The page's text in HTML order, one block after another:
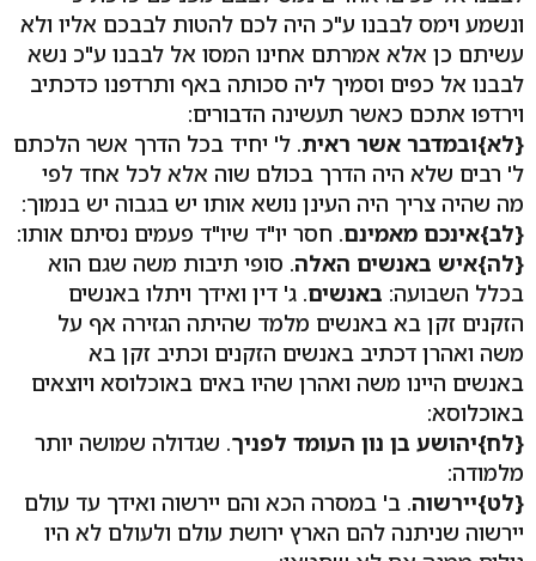
ונשמע וימס לבבנו ע"כ היה לכם להטות לבבכם אליו ולא
עשיתם כן אלא אמרתם אחינו המסו אל לבבנו ע"כ נשא
לבבנו אל כפים וסמיך ליה סכותה באף ותרדפנו כדכתיב
וירדפו אתכם כאשר תעשינה הדבורים:
{לא}ובמדבר אשר ראית. ל' יחיד בכל הדרך אשר הלכתם
ל' רבים שלא היה הדרך בכולם שוה אלא לכל אחד לפי
מה שהיה צריך היה העינן נושא אותו יש בגבוה יש בנמוך:
{לב}אינכם מאמינם. חסר יו"ד שיו"ד פעמים נסיתם אותו:
{לה}איש באנשים האלה. סופי תיבות משה שגם הוא
בכלל השבועה: באנשים. ג' דין ואידך ויתלו באנשים
הזקנים זקן בא באנשים מלמד שהיתה הגזירה אף על
משה ואהרן דכתיב באנשים הזקנים וכתיב זקן בא
באנשים היינו משה ואהרן שהיו באים באוכלוסא ויוצאים
באוכלוסא:
{לח}יהושע בן נון העומד לפניך. שגדולה שמושה יותר
מלמודה:
{לט}יירשוה. ב' במסרה הכא והם יירשוה ואידך עד עולם
יירשוה שניתנה להם הארץ ירושת עולם ולעולם לא היו